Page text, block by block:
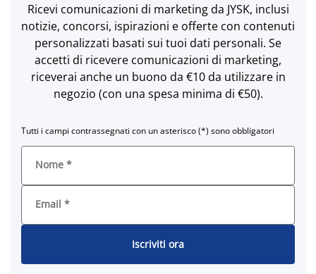
Ricevi comunicazioni di marketing da JYSK, inclusi
notizie, concorsi, ispirazioni e offerte con contenuti
personalizzati basati sui tuoi dati personali. Se
accetti di ricevere comunicazioni di marketing,
riceverai anche un buono da €10 da utilizzare in
negozio (con una spesa minima di €50).
Tutti i campi contrassegnati con un asterisco (*) sono obbligatori
Nome *
Email *
Iscriviti ora